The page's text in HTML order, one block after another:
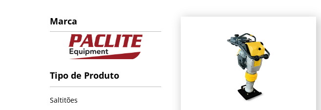
Marca
Tipo de Produto
Saltitões